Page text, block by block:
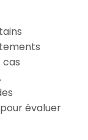
cas
évaluer